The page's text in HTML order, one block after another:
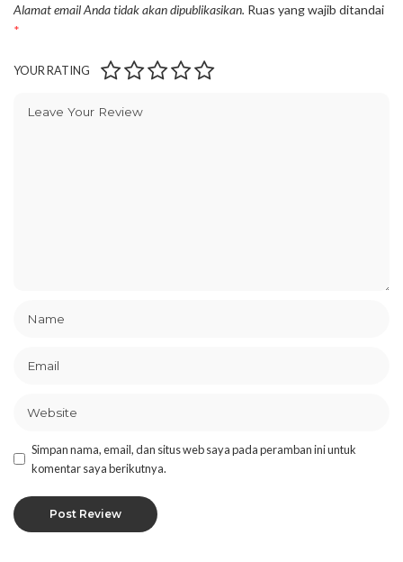
Alamat email Anda tidak akan dipublikasikan. Ruas yang wajib ditandai
*
YOUR RATING
Simpan nama, email, dan situs web saya pada peramban ini untuk
komentar saya berikutnya.